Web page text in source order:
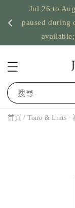
Jul 26 to
paused during
搜尋
首頁 / Tono & Lims -